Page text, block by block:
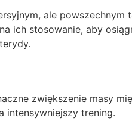
ale powszechnym
ich stosowanie, aby
zwiększenie masy
intensywniejszy trening.